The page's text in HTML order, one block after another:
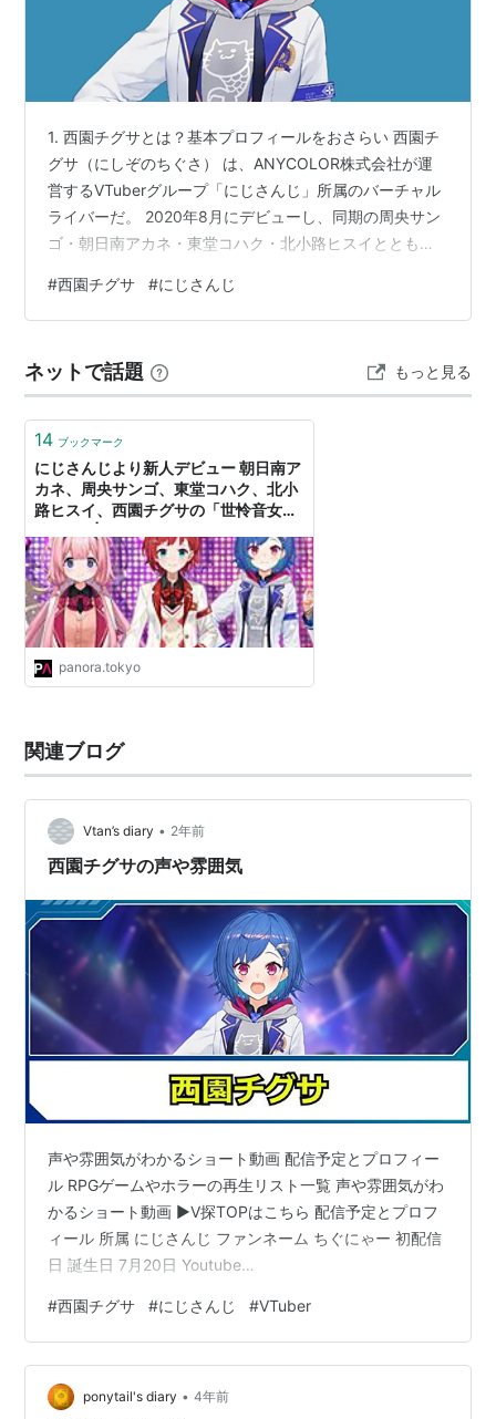
1. 西園チグサとは？基本プロフィールをおさらい 西園チ
グサ（にしぞのちぐさ） は、ANYCOLOR株式会社が運
営するVTuberグループ「にじさんじ」所属のバーチャル
ライバーだ。 2020年8月にデビューし、同期の周央サン
ゴ・朝日南アカネ・東堂コハク・北小路ヒスイとともに5
ょ）」 として活動を開始した。 キャラクター設定は世怜
音女学院高等部2年生。「運動神経抜群で学院最強の助っ
信スタイルにも反映されており、活発で明るいエネルギ
ーが彼女の最大の武器となっている。 シンボルマークは
イルカ🐬で、…
#西園チグサ #にじさんじ
ネットで話題 もっと見る
14 ブックマーク
にじさんじより新人デビュー 朝日南ア
カネ、周央サンゴ、東堂コハク、北小
路ヒスイ、西園チグサの「世怜音女学
panora.tokyo
関連ブログ
Vtan’s diary • 2年前
西園チグサの声や雰囲気
声や雰囲気がわかるショート動画 配信予定とプロフィー
ル RPGゲームやホラーの再生リスト一覧 声や雰囲気がわ
かるショート動画 ▶V探TOPはこちら 配信予定とプロフ
ィール 所属 にじさんじ ファンネーム ちぐにゃー 初配信
日 誕生日 7月20日 Youtube
RIq4FA3MQ X https://twitter.com/Chigusa_24zono ハ
ッシュタグ 【配信タグ】#チグサリウム【ファンアート
タグ】#ニシゾノート イラストレーターモデラー プロフ
ィール 学院高等部に通う2年生。運動神経抜…
#西園チグサ #にじさんじ #VTuber
ponytail's diary • 4年前